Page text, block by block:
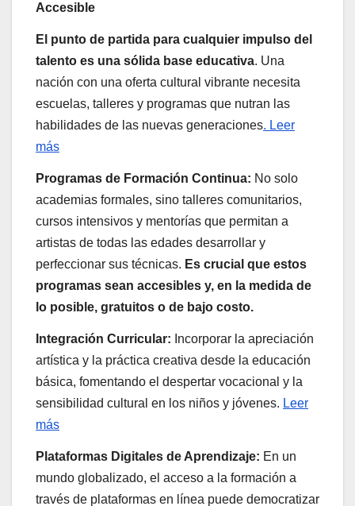
Accesible
El punto de partida para cualquier impulso del
talento es una sólida base educativa. Una
nación con una oferta cultural vibrante necesita
escuelas, talleres y programas que nutran las
habilidades de las nuevas generaciones. Leer
más
Programas de Formación Continua: No solo
academias formales, sino talleres comunitarios,
cursos intensivos y mentorías que permitan a
artistas de todas las edades desarrollar y
perfeccionar sus técnicas. Es crucial que estos
programas sean accesibles y, en la medida de
lo posible, gratuitos o de bajo costo.
Integración Curricular: Incorporar la apreciación
artística y la práctica creativa desde la educación
básica, fomentando el despertar vocacional y la
sensibilidad cultural en los niños y jóvenes. Leer
más
Plataformas Digitales de Aprendizaje: En un
mundo globalizado, el acceso a la formación a
través de plataformas en línea puede democratizar